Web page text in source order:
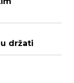
držati